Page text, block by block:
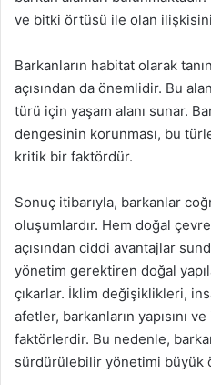
ve bitki örtüsü ile olan
Barkanların habitat olarak
açısından da önemlidir. Bu
türü için yaşam alanı sunar.
dengesinin korunması, bu
kritik bir faktördür.
Sonuç itibarıyla, barkanlar
oluşumlardır. Hem doğal
açısından ciddi avantajlar
yönetim gerektiren doğal
çıkarlar. İklim değişiklikleri,
afetler, barkanların yapısını
faktörlerdir. Bu nedenle,
sürdürülebilir yönetimi büyük